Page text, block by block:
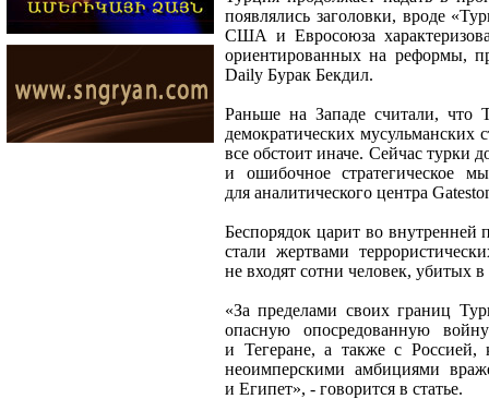
появлялись заголовки, вроде
США и Евросоюза
ориентированных на реформы,
Daily Бурак Бекдил.
Раньше на Западе считали, что
демократических мусульманских
все обстоит иначе. Сейчас турки
и ошибочное стратегическое
для аналитического центра
Беспорядок царит во внутренней
стали жертвами
не входят сотни человек, убитых
«За пределами своих границ
опасную опосредованную
и Тегеране, а также с Россией,
неоимперскими амбициями
и Египет», - говорится в статье.